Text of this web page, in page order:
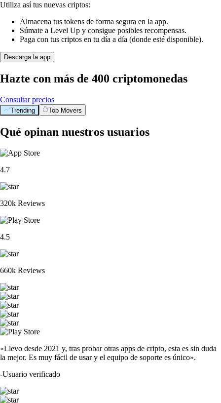
Utiliza así tus nuevas criptos:
Almacena tus tokens de forma segura en la app.
Súmate a Level Up y consigue posibles recompensas.
Paga con tus criptos en tu día a día (donde esté disponible).
Descarga la app
Hazte con más de 400 criptomonedas
Consultar precios
Trending Top Movers
Qué opinan nuestros usuarios
4.7
320k Reviews
4.5
660k Reviews
«Llevo desde 2021 y, tras probar otras apps de cripto, esta es sin duda
la mejor. Es muy fácil de usar y el equipo de soporte es único».
-Usuario verificado